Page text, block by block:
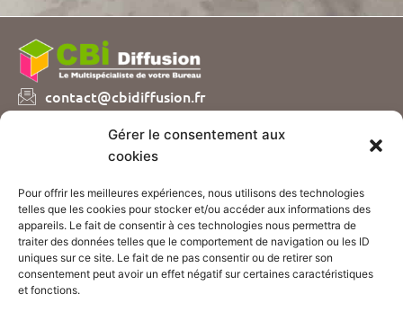
Gérer le consentement aux
cookies
Pour offrir les meilleures expériences, nous utilisons des technologies
telles que les cookies pour stocker et/ou accéder aux informations des
appareils. Le fait de consentir à ces technologies nous permettra de
traiter des données telles que le comportement de navigation ou les ID
uniques sur ce site. Le fait de ne pas consentir ou de retirer son
consentement peut avoir un effet négatif sur certaines caractéristiques
et fonctions.
contact@cbidiffusion.fr
Parc d’entreprises Visionis
01090 GUEREINS
Nous vous proposons plusieurs catalogues de
fournitures et mobilier de bureau, sur simple demande
!